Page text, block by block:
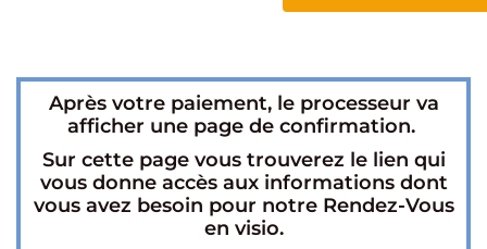
Après votre paiement, le processeur va
afficher une page de confirmation.
Sur cette page vous trouverez le lien qui
vous donne accès aux informations dont
vous avez besoin pour notre Rendez-Vous
en visio.